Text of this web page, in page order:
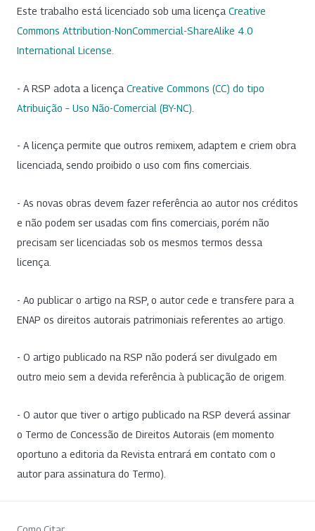
Este trabalho está licenciado sob uma licença Creative
Commons Attribution-NonCommercial-ShareAlike 4.0
International License
- A RSP adota a licença Creative Commons (CC) do tipo
Atribuição – Uso Não-Comercial (BY-NC)
- A licença permite que outros remixem, adaptem e criem obra
licenciada, sendo proibido o uso com fins comerciais.
- As novas obras devem fazer referência ao autor nos créditos
e não podem ser usadas com fins comerciais, porém não
precisam ser licenciadas sob os mesmos termos dessa
licença.
- Ao publicar o artigo na RSP, o autor cede e transfere para a
ENAP os direitos autorais patrimoniais referentes ao artigo.
- O artigo publicado na RSP não poderá ser divulgado em
outro meio sem a devida referência à publicação de origem.
- O autor que tiver o artigo publicado na RSP deverá assinar
o Termo de Concessão de Direitos Autorais (em momento
oportuno a editoria da Revista entrará em contato com o
autor para assinatura do Termo).